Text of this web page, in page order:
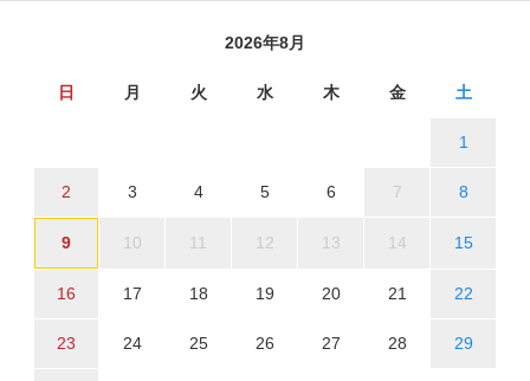
2026年8月
日 月 火 水 木 金 土
1
2 3 4 5 6 7 8
9 10 11 12 13 14 15
16 17 18 19 20 21 22
23 24 25 26 27 28 29